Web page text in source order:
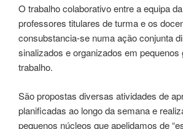
O trabalho colaborativo entre a equipa
professores titulares de turma e os
consubstancia-se numa ação conjunta
sinalizados e organizados em pequenos
trabalho.
São propostas diversas atividades de
planificadas ao longo da semana e
pequenos núcleos que apelidamos de